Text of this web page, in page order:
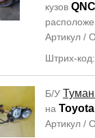
кузов
Артикул /
Штрих-
Б/У
на Toyota
Артикул /